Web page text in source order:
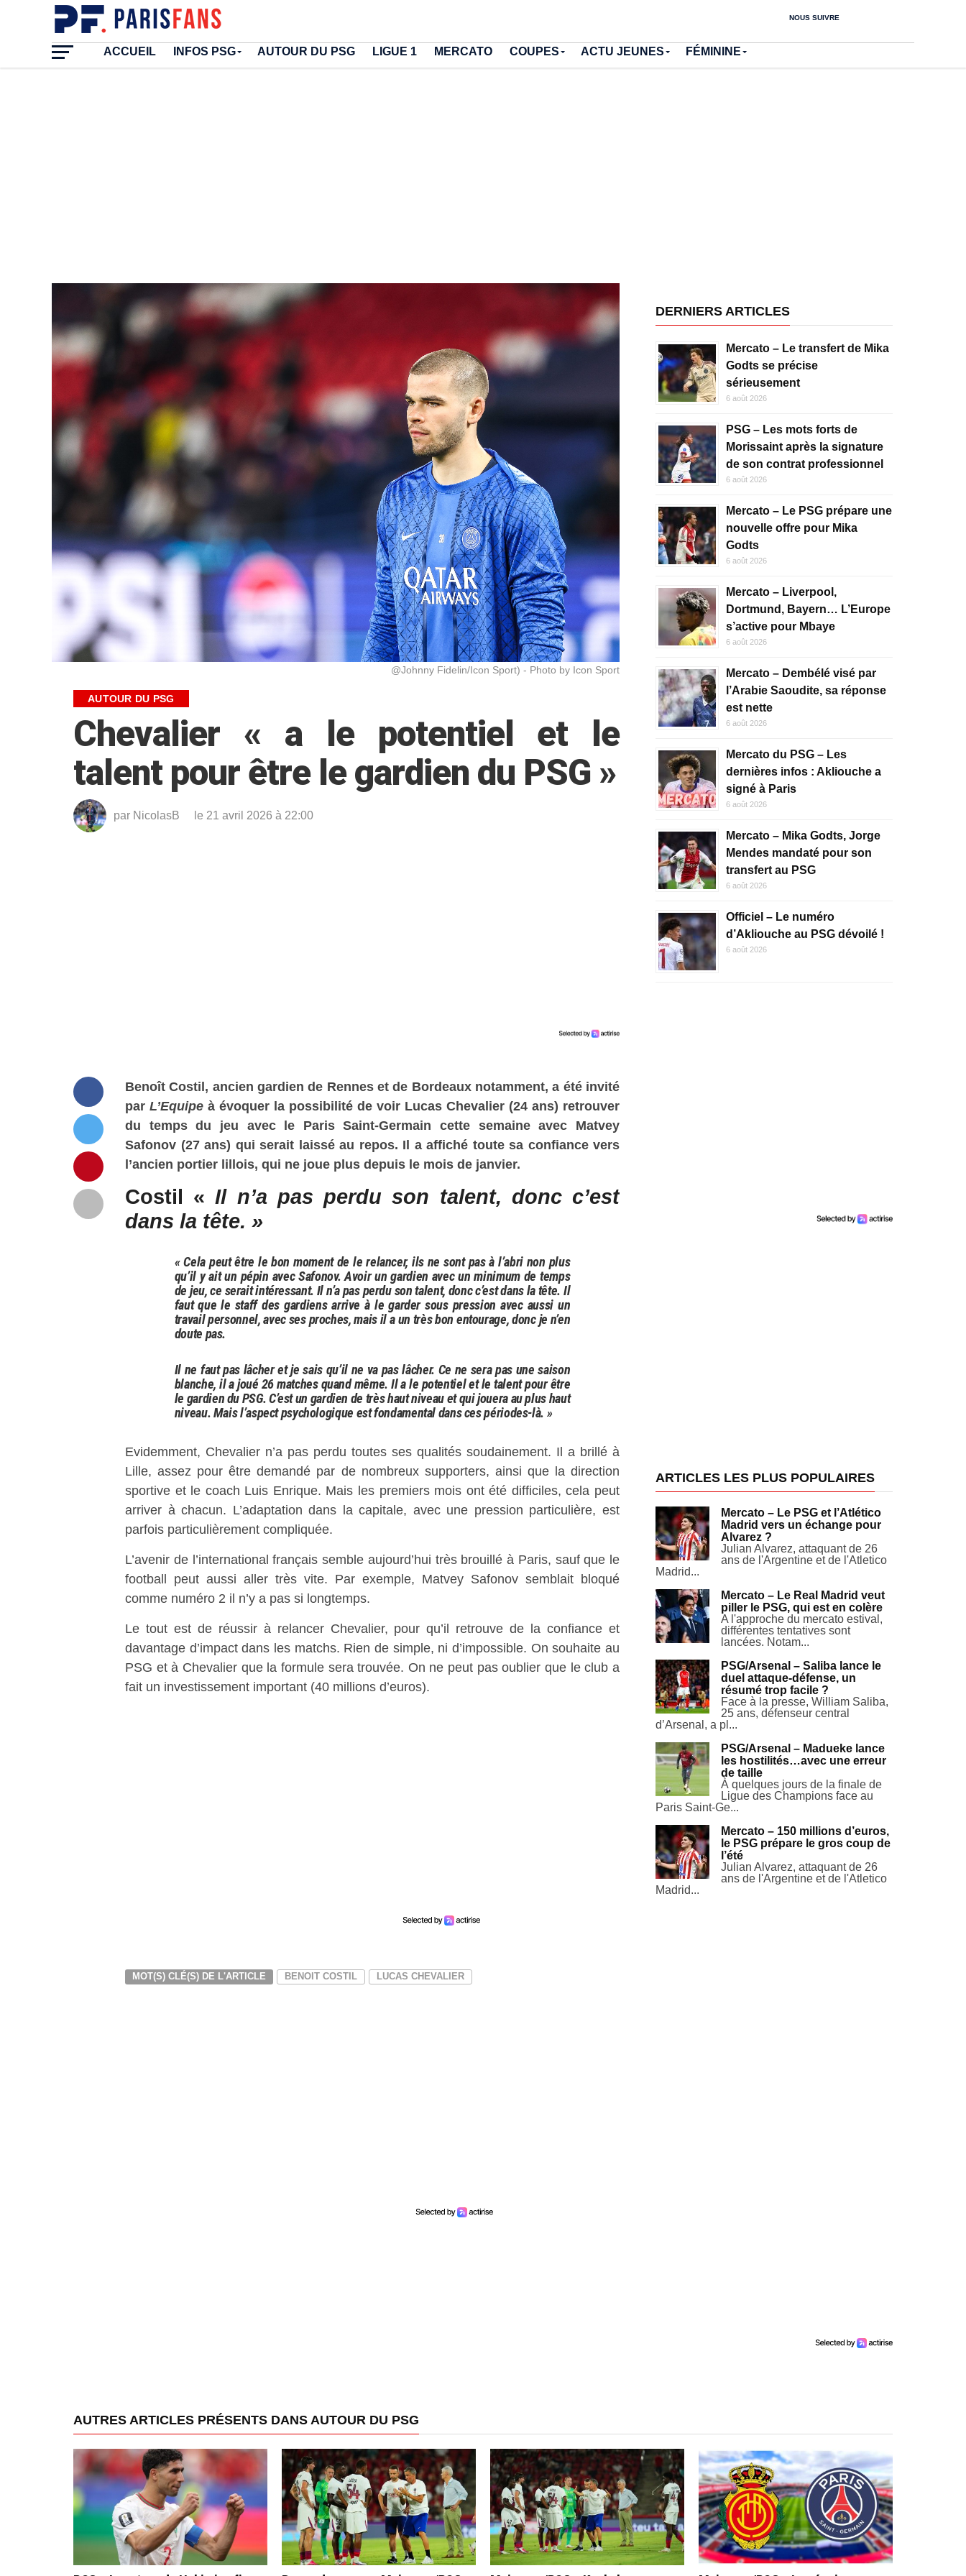
NOUS SUIVRE
ACCUEIL INFOS PSG AUTOUR DU PSG LIGUE 1 MERCATO COUPES ACTU JEUNES FÉMININE
@Johnny Fidelin/Icon Sport) - Photo by Icon Sport
AUTOUR DU PSG
Chevalier « a le potentiel et le
talent pour être le gardien du PSG »
par NicolasB le 21 avril 2026 à 22:00
Benoît Costil, ancien gardien de Rennes et de Bordeaux notamment, a été invité
par L’Equipe à évoquer la possibilité de voir Lucas Chevalier (24 ans) retrouver
du temps du jeu avec le Paris Saint-Germain cette semaine avec Matvey
Safonov (27 ans) qui serait laissé au repos. Il a affiché toute sa confiance vers
l’ancien portier lillois, qui ne joue plus depuis le mois de janvier.
Costil «Il n’a pas perdu son talent, donc c’est
dans la tête. »
« Cela peut être le bon moment de le relancer, ils ne sont pas à l’abri non plus
qu’il y ait un pépin avec Safonov. Avoir un gardien avec un minimum de temps
de jeu, ce serait intéressant. Il n’a pas perdu son talent, donc c’est dans la tête. Il
faut que le staff des gardiens arrive à le garder sous pression avec aussi un
travail personnel, avec ses proches, mais il a un très bon entourage, donc je n’en
doute pas.
Il ne faut pas lâcher et je sais qu’il ne va pas lâcher. Ce ne sera pas une saison
blanche, il a joué 26 matches quand même. Il a le potentiel et le talent pour être
le gardien du PSG. C’est un gardien de très haut niveau et qui jouera au plus haut
niveau. Mais l’aspect psychologique est fondamental dans ces périodes-là. »
Evidemment, Chevalier n’a pas perdu toutes ses qualités soudainement. Il a brillé à
Lille, assez pour être demandé par de nombreux supporters, ainsi que la direction
sportive et le coach Luis Enrique. Mais les premiers mois ont été difficiles, cela peut
arriver à chacun. L’adaptation dans la capitale, avec une pression particulière, est
parfois particulièrement compliquée.
L’avenir de l’international français semble aujourd’hui très brouillé à Paris, sauf que le
football peut aussi aller très vite. Par exemple, Matvey Safonov semblait bloqué
comme numéro 2 il n’y a pas si longtemps.
Le tout est de réussir à relancer Chevalier, pour qu’il retrouve de la confiance et
davantage d’impact dans les matchs. Rien de simple, ni d’impossible. On souhaite au
PSG et à Chevalier que la formule sera trouvée. On ne peut pas oublier que le club a
fait un investissement important (40 millions d’euros).
MOT(S) CLÉ(S) DE L'ARTICLE BENOIT COSTIL LUCAS CHEVALIER
DERNIERS ARTICLES
Mercato – Le transfert de Mika
Godts se précise
sérieusement
6 août 2026
PSG – Les mots forts de
Morissaint après la signature
de son contrat professionnel
6 août 2026
Mercato – Le PSG prépare une
nouvelle offre pour Mika
Godts
6 août 2026
Mercato – Liverpool,
Dortmund, Bayern… L’Europe
s’active pour Mbaye
6 août 2026
Mercato – Dembélé visé par
l’Arabie Saoudite, sa réponse
est nette
6 août 2026
Mercato du PSG – Les
dernières infos : Akliouche a
signé à Paris
6 août 2026
Mercato – Mika Godts, Jorge
Mendes mandaté pour son
transfert au PSG
6 août 2026
Officiel – Le numéro
d’Akliouche au PSG dévoilé !
6 août 2026
ARTICLES LES PLUS POPULAIRES
Mercato – Le PSG et l’Atlético
Madrid vers un échange pour
Alvarez ?
Julian Alvarez, attaquant de 26
ans de l'Argentine et de l'Atletico
Madrid...
Mercato – Le Real Madrid veut
piller le PSG, qui est en colère
A l'approche du mercato estival,
différentes tentatives sont
lancées. Notam...
PSG/Arsenal – Saliba lance le
duel attaque-défense, un
résumé trop facile ?
Face à la presse, William Saliba,
25 ans, défenseur central
d’Arsenal, a pl...
PSG/Arsenal – Madueke lance
les hostilités…avec une erreur
de taille
À quelques jours de la finale de
Ligue des Champions face au
Paris Saint-Ge...
Mercato – 150 millions d’euros,
le PSG prépare le gros coup de
l’été
Julian Alvarez, attaquant de 26
ans de l'Argentine et de l'Atletico
Madrid...
AUTRES ARTICLES PRÉSENTS DANS AUTOUR DU PSG